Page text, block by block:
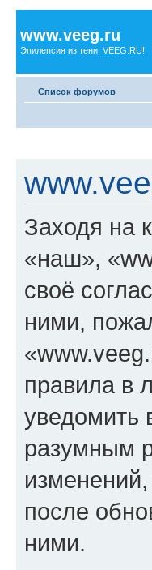
www.veeg.ru
Эпилепсия из тени. VEEG.RU!
Список форумов
Заходя на
«наш»,
своё
ними,
правила в
уведомить
разумным
после
ними.